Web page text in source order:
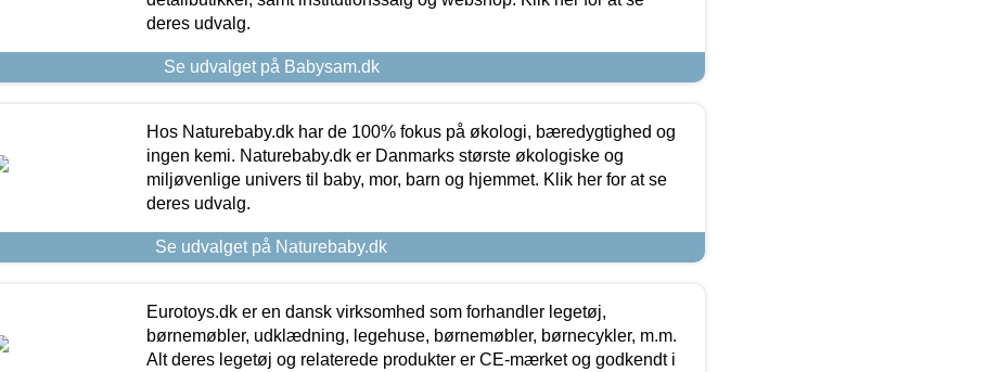
deres udvalg.
Se udvalget på Babysam.dk
Hos Naturebaby.dk har de 100% fokus på økologi, bæredygtighed og
ingen kemi. Naturebaby.dk er Danmarks største økologiske og
miljøvenlige univers til baby, mor, barn og hjemmet. Klik her for at se
deres udvalg.
Se udvalget på Naturebaby.dk
Eurotoys.dk er en dansk virksomhed som forhandler legetøj,
børnemøbler, udklædning, legehuse, børnemøbler, børnecykler, m.m.
Alt deres legetøj og relaterede produkter er CE-mærket og godkendt i